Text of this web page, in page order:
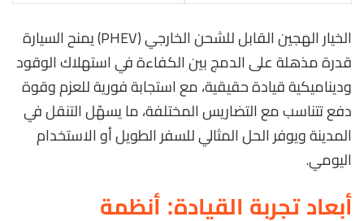
الخيار الهجين القابل للشحن الخارجي (PHEV) يمنح السيارة
قدرة مذهلة على الدمج بين الكفاءة في استهلاك الوقود
وديناميكية قيادة حقيقية، مع استجابة فورية للعزم وقوة
دفع تتناسب مع التضاريس المختلفة، ما يسهّل التنقل في
المدينة ويوفر الحل المثالي للسفر الطويل أو الاستخدام
اليومي.
أبعاد تجربة القيادة: أنظمة